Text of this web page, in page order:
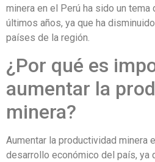
minera en el Perú ha sido un
últimos años, ya que ha
países de la región.
¿Por qué es
aumentar la
minera?
Aumentar la productividad minera
desarrollo económico del país, ya